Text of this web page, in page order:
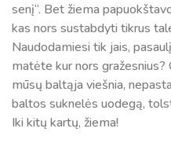
senį“. Bet žiema
kas nors sustabdyti tikrus
Naudodamiesi tik jais,
matėte kur nors
mūsų baltąja viešnia,
baltos suknelės uodegą,
Iki kitų kartų, žiema!